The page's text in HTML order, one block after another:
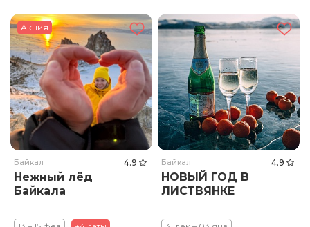
Акция
Байкал 4.9
Нежный лёд
Байкала
Байкал 4.9
НОВЫЙ ГОД В
ЛИСТВЯНКЕ